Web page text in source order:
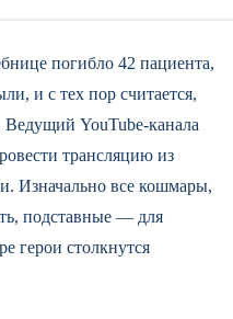
погибло 42 пациента,
и с тех пор считается,
Ведущий YouTube-канала
трансляцию из
Изначально все кошмары,
подставные — для
герои столкнутся